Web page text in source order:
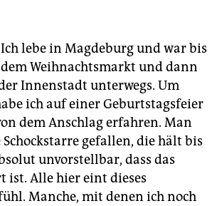
Ich lebe in Magdeburg und war bis
Weihnachtsmarkt und dann
Innenstadt unterwegs. Um
ich auf einer Geburtstagsfeier
dem Anschlag erfahren. Man
gefallen, die hält bis
unvorstellbar, dass das
ist. Alle hier eint dieses
Manche, mit denen ich noch